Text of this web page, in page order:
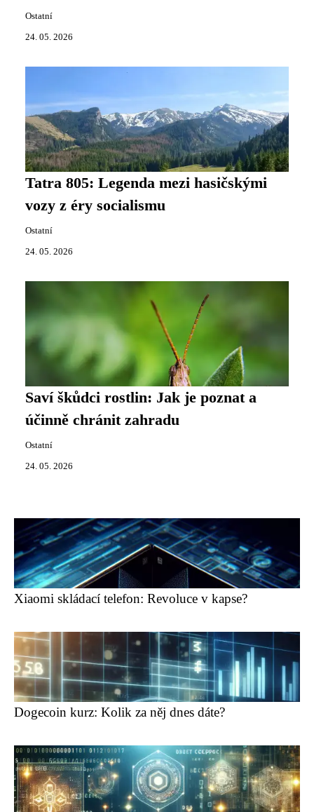
Ostatní
24. 05. 2026
Tatra 805: Legenda mezi hasičskými
vozy z éry socialismu
Ostatní
24. 05. 2026
Saví škůdci rostlin: Jak je poznat a
účinně chránit zahradu
Ostatní
24. 05. 2026
Xiaomi skládací telefon: Revoluce v kapse?
Dogecoin kurz: Kolik za něj dnes dáte?